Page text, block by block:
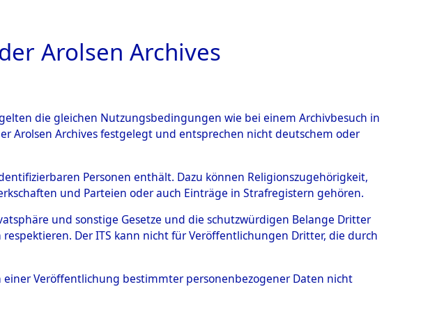
BILD
der Geschehnisse um
nach betroffenen Orten
→0096 (84630404)
Arolsen Archives
die gleichen Nutzungsbedingungen wie bei einem Archivbesuch in
Arolsen Archives festgelegt und entsprechen nicht deutschem oder
Personen enthält. Dazu können Religionszugehörigkeit,
und Parteien oder auch Einträge in Strafregistern gehören.
und sonstige Gesetze und die schutzwürdigen Belange Dritter
Der ITS kann nicht für Veröffentlichungen Dritter, die durch
Veröffentlichung bestimmter personenbezogener Daten nicht